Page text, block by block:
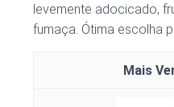
levemente adocicado,
fumaça. Ótima escolha